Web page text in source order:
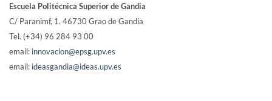
Escuela Politécnica Superior de Gandia
C/ Paranimf, 1. 46730 Grao de Gandia
Tel. (+34) 96 284 93 00
email: innovacion@epsg.upv.es
email: ideasgandia@ideas.upv.es